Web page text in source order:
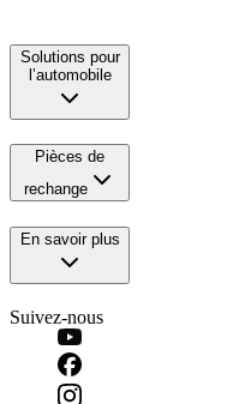
Solutions pour
l’automobile
Pièces de
rechange
En savoir plus
Suivez-nous